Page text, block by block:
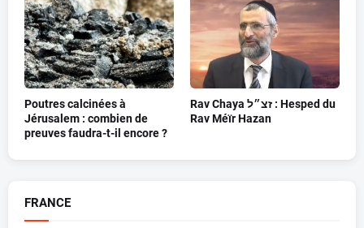
Poutres calcinées à
Jérusalem : combien de
preuves faudra-t-il encore ?
Rav Chaya זצ״ל : Hesped du
Rav Méïr Hazan
FRANCE